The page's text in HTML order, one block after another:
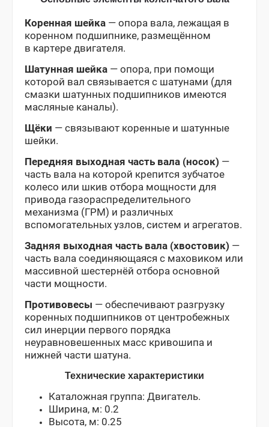
Коренная шейка — опора вала, лежащая в
коренном подшипнике, размещённом
в картере двигателя.
Шатунная шейка — опора, при помощи
которой вал связывается с шатунами (для
смазки шатунных подшипников имеются
масляные каналы).
Щёки — связывают коренные и шатунные
шейки.
Передняя выходная часть вала (носок) —
часть вала на которой крепится зубчатое
колесо или шкив отбора мощности для
привода газораспределительного
механизма (ГРМ) и различных
вспомогательных узлов, систем и агрегатов.
Задняя выходная часть вала (хвостовик) —
часть вала соединяющаяся с маховиком или
массивной шестернёй отбора основной
части мощности.
Противовесы — обеспечивают разгрузку
коренных подшипников от центробежных
сил инерции первого порядка
неуравновешенных масс кривошипа и
нижней части шатуна.
Технические характеристики
Каталожная группа: Двигатель.
Ширина, м: 0.2
Высота, м: 0.25